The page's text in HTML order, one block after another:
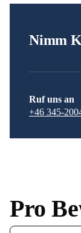
Nimm
Ruf uns an
+46 345-
Pro